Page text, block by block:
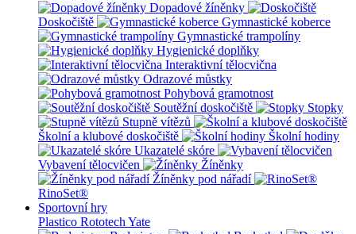
Dopadové žíněnky
Doskočiště
Gymnastické koberce
Gymnastické trampolíny
Hygienické doplňky
Interaktivní tělocvična
Odrazové můstky
Pohybová gramotnost
Soutěžní doskočiště
Stopky
Stupně vítězů
Školní a klubové doskočiště
Školní hodiny
Ukazatelé skóre
Vybavení tělocvičen
Žíněnky
Žíněnky pod nářadí
RinoSet®
Sportovní hry
Plastico Rototech Yate